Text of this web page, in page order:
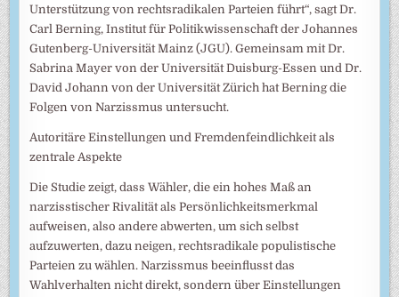
Unterstützung von rechtsradikalen Parteien führt“, sagt Dr.
Carl Berning, Institut für Politikwissenschaft der Johannes
Gutenberg-Universität Mainz (JGU). Gemeinsam mit Dr.
Sabrina Mayer von der Universität Duisburg-Essen und Dr.
David Johann von der Universität Zürich hat Berning die
Folgen von Narzissmus untersucht.
Autoritäre Einstellungen und Fremdenfeindlichkeit als
zentrale Aspekte
Die Studie zeigt, dass Wähler, die ein hohes Maß an
narzisstischer Rivalität als Persönlichkeitsmerkmal
aufweisen, also andere abwerten, um sich selbst
aufzuwerten, dazu neigen, rechtsradikale populistische
Parteien zu wählen. Narzissmus beeinflusst das
Wahlverhalten nicht direkt, sondern über Einstellungen